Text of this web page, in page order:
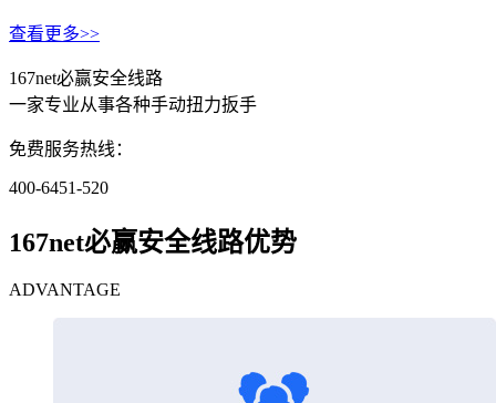
查看更多>>
167net必赢安全线路
一家专业从事各种手动扭力扳手
免费服务热线：
400-6451-520
167net必赢安全线路优势
ADVANTAGE